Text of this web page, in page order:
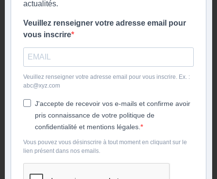
actualités.
Veuillez renseigner votre adresse email pour
vous inscrire
Veuillez renseigner votre adresse email pour vous inscrire. Ex. :
abc@xyz.com
J'accepte de recevoir vos e-mails et confirme avoir
pris connaissance de votre politique de
confidentialité et mentions légales.
Vous pouvez vous désinscrire à tout moment en cliquant sur le
lien présent dans nos emails.